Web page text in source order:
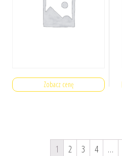
Zobacz cenę
1 2 3 4 …